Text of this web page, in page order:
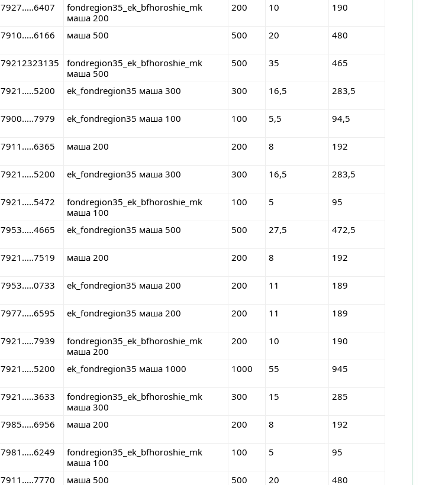
7927.....6407
fondregion35_ek_bfhoroshie_mk
маша 200
200 10 190
7910.....6166 маша 500 500 20 480
79212323135
fondregion35_ek_bfhoroshie_mk
маша 500
500 35 465
7921.....5200 ek_fondregion35 маша 300 300 16,5 283,5
7900.....7979 ek_fondregion35 маша 100 100 5,5 94,5
7911.....6365 маша 200 200 8 192
7921.....5200 ek_fondregion35 маша 300 300 16,5 283,5
7921.....5472
fondregion35_ek_bfhoroshie_mk
маша 100
100 5 95
7953.....4665 ek_fondregion35 маша 500 500 27,5 472,5
7921.....7519 маша 200 200 8 192
7953.....0733 ek_fondregion35 маша 200 200 11 189
7977.....6595 ek_fondregion35 маша 200 200 11 189
7921.....7939
fondregion35_ek_bfhoroshie_mk
маша 200
200 10 190
7921.....5200 ek_fondregion35 маша 1000 1000 55 945
7921.....3633
fondregion35_ek_bfhoroshie_mk
маша 300
300 15 285
7985.....6956 маша 200 200 8 192
7981.....6249
fondregion35_ek_bfhoroshie_mk
маша 100
100 5 95
7911.....7770 маша 500 500 20 480